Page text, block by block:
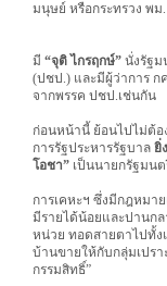
มนุษย์ หรือกระทรวง พม.
มี “จุติ ไกรฤกษ์” นั่งรัฐม
(ปชป.) และมีผู้ว่าการ
จากพรรค ปชป.เช่นกัน
ก่อนหน้านี้ ย้อนไปไม่ต้อ
การรัฐประหารรัฐบาล ยิ่
โอชา” เป็นนายกรัฐมน
การเคหะฯ ซึ่งมีกฎหมา
มีรายได้น้อยและปานกล
หน่วย ทอดสายตาไปทั้ง
บ้านขายให้กับกลุ่มเปร
กรรมสิทธิ์”